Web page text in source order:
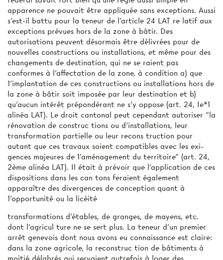
apparence ne pouvait être appliquée sans exceptions. Aussi
s'est-il battu pour la teneur de l'article 24 LAT re­ latif aux
exceptions prévues hors de la zone à bâtir. Des
autorisations peuvent désormais être délivrées pour de
nouvelles constructions ou installations, et même pour des
changements de destination, qui ne se­ raient pas
conformes à l'affectation de la zone, à condition a) que
1'implantation de ces constructions ou installations hors de
la zone à bâtir soit imposée par leur destination et b)
qu'aucun intérêt prépondérant ne s'y oppose (art. 24, Ie*1
alinéa LAT). Le droit cantonal peut cependant autoriser "la
rénovation de construc­ tions ou d'installations, leur
transformation partielle ou leur recons­ truction pour
autant que ces travaux soient compatibles avec les exi­
gences majeures de 1'aménagement du territoire" (art. 24,
2ème alinéa LAT). Il était à prévoir que l'application de ces
dispositions dans les can­ tons feraient également
apparaître des divergences de conception quant à
1'opportunité ou la licéité
transformations d'étables, de granges, de mayens, etc.
dont l'agricul­ ture ne se sert plus. La teneur d'un premier
arrêt genevois dont nous avons eu connaissance est claire:
dans la zone agricole, la reconstruc­ tion de bâtiments à